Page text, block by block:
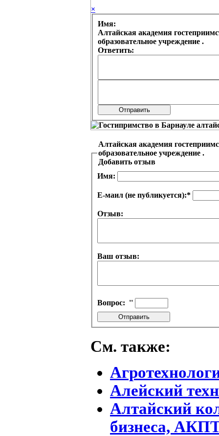
×
Имя:
Алтайская академия гостеприимства (колледж) Краевое государственное бюджетное профессиональное
образовательное учреждение .
Ответить:
Алтайская академия гостеприимства (колледж) Краевое государственное бюджетное профессиональное
образовательное учреждение .
Добавить отзыв
Имя:
Е-маил (не публикуется):*
Отзыв:
Ваш отзыв:
Вопрос: ''
См. также:
Алейский
Алтайский
бизнеса,